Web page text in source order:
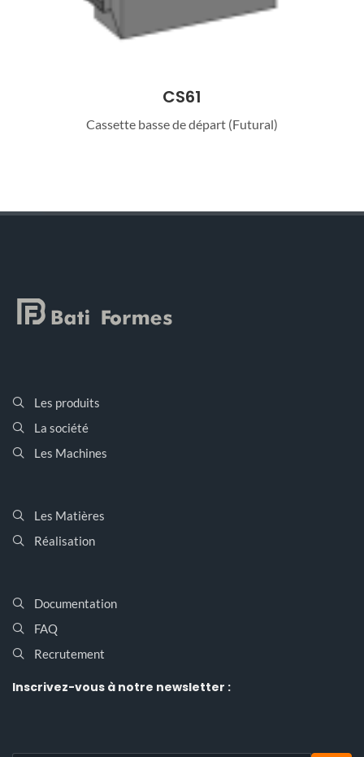
CS61
Cassette basse de départ (Futural)
Les produits
La société
Les Machines
Les Matières
Réalisation
Documentation
FAQ
Recrutement
Inscrivez-vous à notre newsletter :